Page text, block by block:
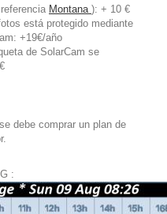
Montana ): + 10 €
está protegido mediante
+19€/año
de SolarCam se
debe comprar un plan de
: